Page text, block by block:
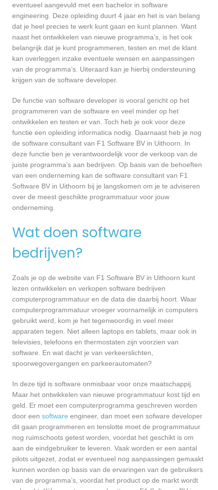
eventueel aangevuld met een bachelor in software
engineering. Deze opleiding duurt 4 jaar en het is van belang
dat je heel precies te werk kunt gaan en kunt plannen. Want
naast het ontwikkelen van nieuwe programma’s, is het ook
belangrijk dat je kunt programmeren, testen en met de klant
kan overleggen inzake eventuele wensen en aanpassingen
van de programma’s. Uiteraard kan je hierbij ondersteuning
krijgen van de software developer.
De functie van software developer is vooral gericht op het
programmeren van de software en veel minder op het
ontwikkelen en testen er van. Toch heb je ook voor deze
functie een opleiding informatica nodig. Daarnaast heb je nog
de software consultant van F1 Software BV in Uithoorn. In
deze functie ben je verantwoordelijk voor de verkoop van de
juiste programma’s aan bedrijven. Op basis van de behoeften
van een onderneming kan de software consultant van F1
Software BV in Uithoorn bij je langskomen om je te adviseren
over de meest geschikte programmatuur voor jouw
onderneming.
Wat doen software
bedrijven?
Zoals je op de website van F1 Software BV in Uithoorn kunt
lezen ontwikkelen en verkopen software bedrijven
computerprogrammatuur en de data die daarbij hoort. Waar
computerprogrammatuur vroeger voornamelijk in computers
gebruikt werd, kom je het tegenwoordig in veel meer
apparaten tegen. Niet alleen laptops en tablets, maar ook in
televisies, telefoons en thermostaten zijn voorzien van
software. En wat dacht je van verkeerslichten,
spoorwegovergangen en parkeerautomaten?
In deze tijd is software onmisbaar voor onze maatschappij.
Maar het ontwikkelen van nieuwe programmatuur kost tijd en
geld. Er moet een computerprogramma geschreven worden
door een software engineer, dan moet een sofware developer
dit gaan programmeren en tenslotte moet de programmatuur
nog ruimschoots getest worden, voordat het geschikt is om
aan de eindgebruiker te leveren. Vaak worden er een aantal
pilots uitgezet, zodat er eventueel nog aanpassingen gemaakt
kunnen worden op basis van de ervaringen van de gebruikers
van de programma’s, voordat het product op de markt wordt